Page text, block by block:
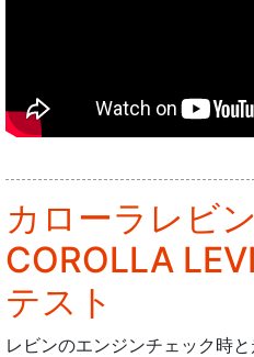
カローラレビ
COROLLA
テスト
レビンのエンジンチェック時と